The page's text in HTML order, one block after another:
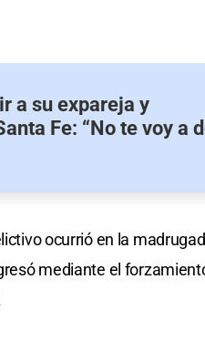
a su expareja y
Fe: “No te voy a
ocurrió en la
mediante el